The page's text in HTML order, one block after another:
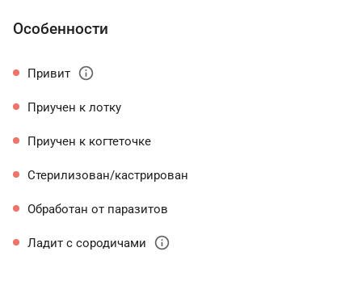
Особенности
Привит info
Приучен к лотку
Приучен к когтеточке
Стерилизован/кастрирован
Обработан от паразитов
Ладит с сородичами info